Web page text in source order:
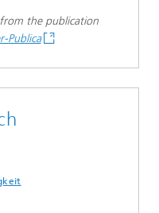
the publication
Publica